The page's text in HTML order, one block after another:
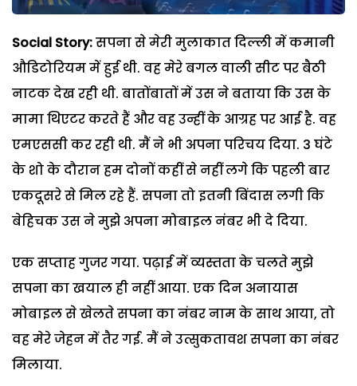
Social Story:सपना से मेरी मुलाकात दिल्ली में कमानी
औडिटोरियम में हुई थी. वह मेरे बगल वाली सीट पर बैठी
नाटक देख रही थी. बातोंबातों में उस ने बताया कि उस के
मामा थिएटर करते हैं और वह उन्हीं के आग्रह पर आई है. वह
एमएससी कर रही थी. मैं ने भी अपना परिचय दिया. 3 घंटे
के शो के दौरान हम दोनों कहीं से नहीं लगे कि पहली बार
एकदूसरे से मिल रहे हैं. सपना तो इतनी बिंदास लगी कि
बेहिचक उस ने मुझे अपना मोबाइल नंबर भी दे दिया.
एक सप्ताह गुजर गया. पढ़ाई में व्यस्तता के चलते मुझे
सपना का खयाल ही नहीं आया. एक दिन अनायास
मोबाइल से खेलते सपना का नंबर नाम के साथ आया, तो
वह मेरे जेहन में तैर गई. मैं ने उत्सुकतावश सपना का नंबर
मिलाया.